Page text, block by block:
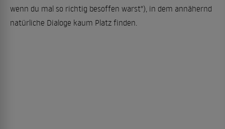
wenn du mal so richtig besoffen warst"), in dem annähernd
natürliche Dialoge kaum Platz finden.